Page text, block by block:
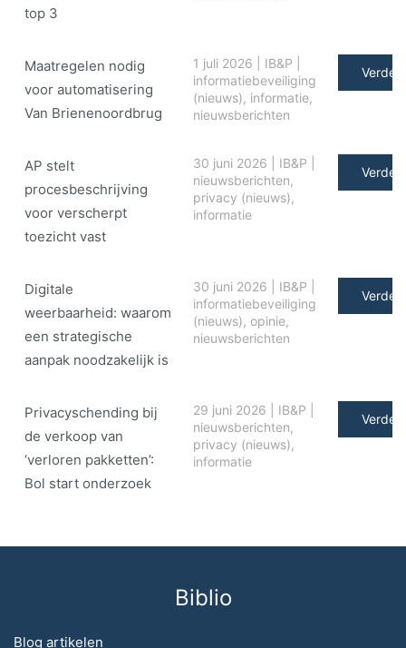
top 3
Maatregelen nodig
voor automatisering
Van Brienenoordbrug
1 juli 2026 IB&P
informatiebeveiliging
(nieuws), informatie,
nieuwsberichten
Verder
AP stelt
procesbeschrijving
voor verscherpt
toezicht vast
30 juni 2026 IB&P
nieuwsberichten,
privacy (nieuws),
informatie
Verder
Digitale
weerbaarheid: waarom
een strategische
aanpak noodzakelijk is
30 juni 2026 IB&P
informatiebeveiliging
(nieuws), opinie,
nieuwsberichten
Verder
Privacyschending bij
de verkoop van
‘verloren pakketten’:
Bol start onderzoek
29 juni 2026 IB&P
nieuwsberichten,
privacy (nieuws),
informatie
Verder
Biblio
Blog artikelen